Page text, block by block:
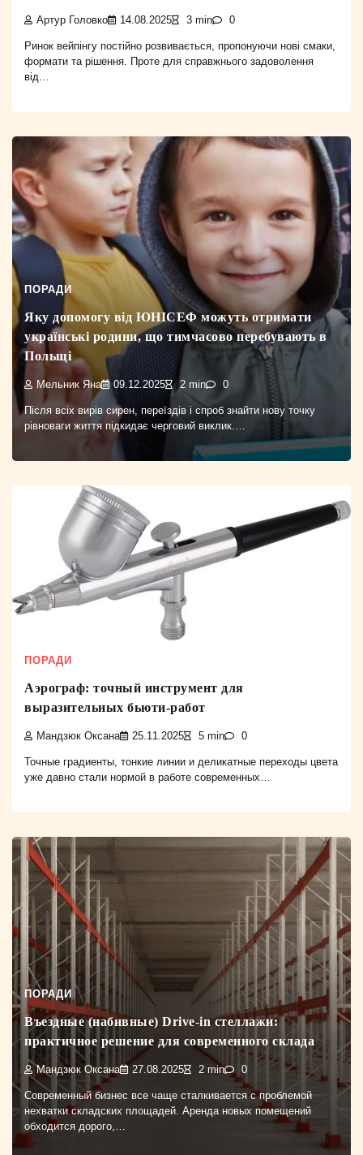
Артур Головко 14.08.2025 3 min 0
Ринок вейпінгу постійно розвивається, пропонуючи нові смаки,
формати та рішення. Проте для справжнього задоволення
від…
ПОРАДИ
Яку допомогу від ЮНІСЕФ можуть отримати
українські родини, що тимчасово перебувають в
Польщі
Мельник Яна 09.12.2025 2 min 0
Після всіх вирів сирен, переїздів і спроб знайти нову точку
рівноваги життя підкидає черговий виклик.…
ПОРАДИ
Аэрограф: точный инструмент для
выразительных бьюти-работ
Мандзюк Оксана 25.11.2025 5 min 0
Точные градиенты, тонкие линии и деликатные переходы цвета
уже давно стали нормой в работе современных…
ПОРАДИ
Въездные (набивные) Drive-in стеллажи:
практичное решение для современного склада
Мандзюк Оксана 27.08.2025 2 min 0
Современный бизнес все чаще сталкивается с проблемой
нехватки складских площадей. Аренда новых помещений
обходится дорого,…